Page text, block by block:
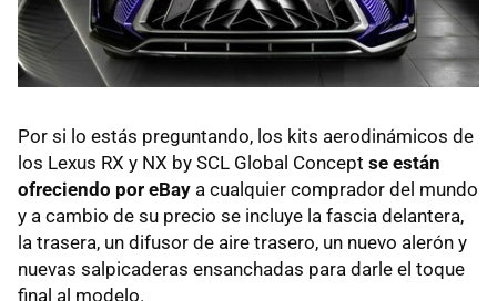
Por si lo estás preguntando, los kits aerodinámicos de
los Lexus RX y NX by SCL Global Concept se están
ofreciendo por eBay a cualquier comprador del mundo
y a cambio de su precio se incluye la fascia delantera,
la trasera, un difusor de aire trasero, un nuevo alerón y
nuevas salpicaderas ensanchadas para darle el toque
final al modelo.